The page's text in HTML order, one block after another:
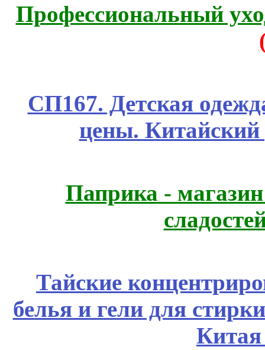
Профессиональный
СП167. Детская
цены.
Паприка -
Тайские
белья и гели для